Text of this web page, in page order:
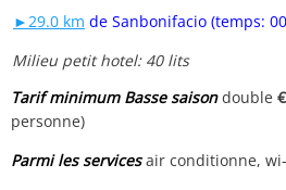
►29.0 km de Sanbonifacio (temps:
Milieu petit hotel: 40 lits
Tarif minimum Basse saisondouble
personne)
Parmi les servicesair conditionne,